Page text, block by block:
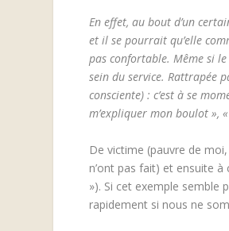
En effet, au bout d’un
et il se pourrait qu’elle
pas confortable. Même si
sein du service. Rattrapée
consciente) : c’est à se
m’expliquer mon boulot »,
De victime (pauvre de
n’ont pas fait) et ensuite
»). Si cet exemple semble
rapidement si nous ne